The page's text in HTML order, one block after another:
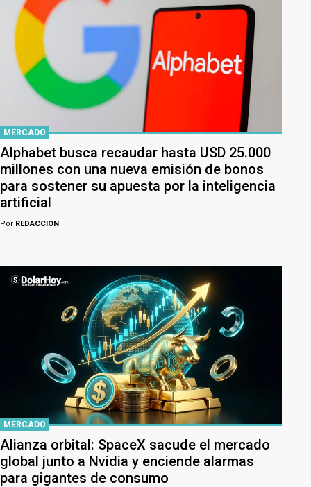
MERCADO
Alphabet busca recaudar hasta USD 25.000
millones con una nueva emisión de bonos
para sostener su apuesta por la inteligencia
artificial
Por REDACCION
MERCADO
Alianza orbital: SpaceX sacude el mercado
global junto a Nvidia y enciende alarmas
para gigantes de consumo